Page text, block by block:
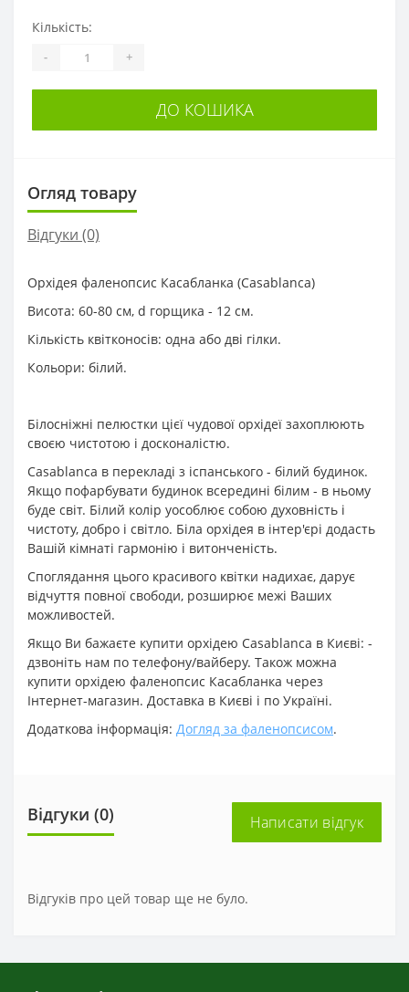
Кількість:
- +
ДО КОШИКА
Огляд товару
Відгуки (0)
Орхідея фаленопсис Касабланка (Casablanca)
Висота: 60-80 см, d горщика - 12 см.
Кількість квітконосів: одна або дві гілки.
Кольори: білий.
Білосніжні пелюстки цієї чудової орхідеї захоплюють
своєю чистотою і досконалістю.
Casablanca в перекладі з іспанського - білий будинок.
Якщо пофарбувати будинок всередині білим - в ньому
буде світ. Білий колір уособлює собою духовність і
чистоту, добро і світло. Біла орхідея в інтер'єрі додасть
Вашій кімнаті гармонію і витонченість.
Споглядання цього красивого квітки надихає, дарує
відчуття повної свободи, розширює межі Ваших
можливостей.
Якщо Ви бажаєте купити орхідею Casablanca в Києві: -
дзвоніть нам по телефону/вайберу. Також можна
купити орхідею фаленопсис Касабланка через
Інтернет-магазин. Доставка в Києві і по Україні.
Додаткова інформація: Догляд за фаленопсисом.
Відгуки (0) Написати відгук
Відгуків про цей товар ще не було.